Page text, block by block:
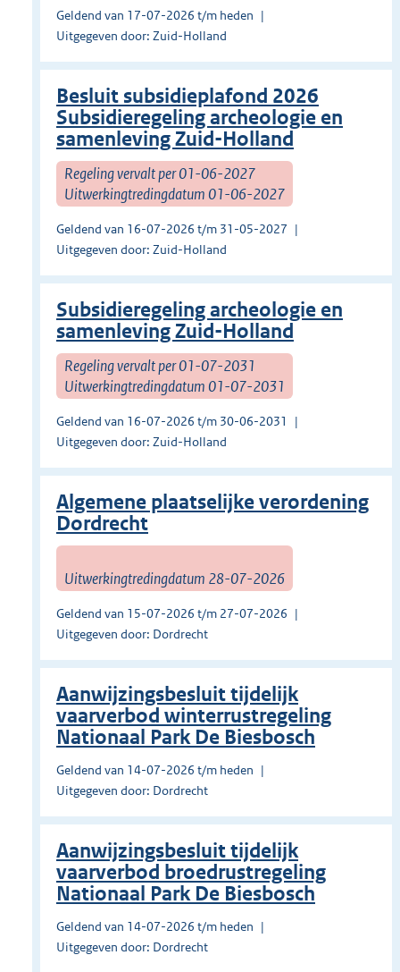
Geldend van 17-07-2026 t/m heden
Uitgegeven door: Zuid-Holland
Besluit subsidieplafond 2026
Subsidieregeling archeologie en
samenleving Zuid-Holland
Regeling vervalt per 01-06-2027
Uitwerkingtredingdatum 01-06-2027
Geldend van 16-07-2026 t/m 31-05-2027
Uitgegeven door: Zuid-Holland
Subsidieregeling archeologie en
samenleving Zuid-Holland
Regeling vervalt per 01-07-2031
Uitwerkingtredingdatum 01-07-2031
Geldend van 16-07-2026 t/m 30-06-2031
Uitgegeven door: Zuid-Holland
Algemene plaatselijke verordening
Dordrecht
Uitwerkingtredingdatum 28-07-2026
Geldend van 15-07-2026 t/m 27-07-2026
Uitgegeven door: Dordrecht
Aanwijzingsbesluit tijdelijk
vaarverbod winterrustregeling
Nationaal Park De Biesbosch
Geldend van 14-07-2026 t/m heden
Uitgegeven door: Dordrecht
Aanwijzingsbesluit tijdelijk
vaarverbod broedrustregeling
Nationaal Park De Biesbosch
Geldend van 14-07-2026 t/m heden
Uitgegeven door: Dordrecht